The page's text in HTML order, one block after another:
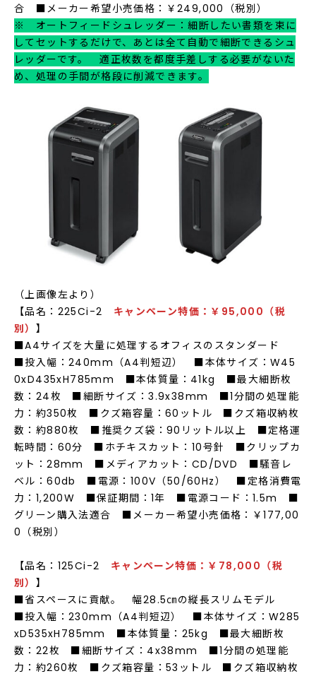
合 ■メーカー希望小売価格：￥249,000（税別）
※ オートフィードシュレッダー：細断したい書類を束に
してセットするだけで、あとは全て自動で細断できるシュ
レッダーです。 適正枚数を都度手差しする必要がないた
め、処理の手間が格段に削減できます。
（上画像左より）
【品名：225Ci-2 キャンペーン特価 ：￥95,000（税
別） 】
■A4サイズを大量に処理するオフィスのスタンダード
■投入幅：240mm（A4判短辺） ■本体サイズ：W45
0xD435xH785mm ■本体質量：41kg ■最大細断枚
数：24枚 ■細断サイズ：3.9x38mm ■1分間の処理能
力：約350枚 ■クズ箱容量：60ットル ■クズ箱収納枚
数：約880枚 ■推奨クズ袋：90リットル以上 ■定格運
転時間：60分 ■ホチキスカット：10号針 ■クリップカ
ット：28mm ■メディアカット：CD/DVD ■騒音レ
ベル：60db ■電源：100V（50/60Hz） ■定格消費電
力：1,200W ■保証期間：1年 ■電源コード：1.5m ■
グリーン購入法適合 ■メーカー希望小売価格：￥177,00
0（税別）
【品名：125Ci-2 キャンペーン特価 ：￥78,000（税
別） 】
■省スペースに貢献。 幅28.5㎝の縦長スリムモデル
■投入幅：230mm（A4判短辺） ■本体サイズ：W285
xD535xH785mm ■本体質量：25kg ■最大細断枚
数：22枚 ■細断サイズ：4x38mm ■1分間の処理能
力：約260枚 ■クズ箱容量：53ットル ■クズ箱収納枚